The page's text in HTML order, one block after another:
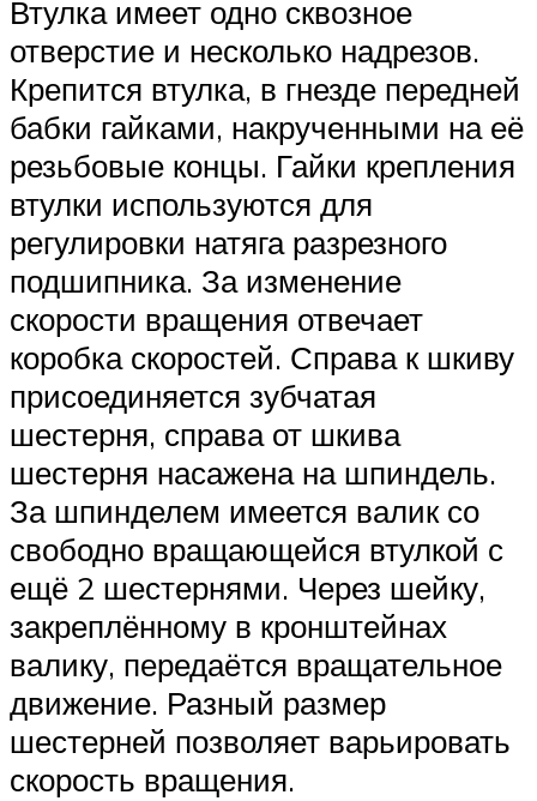
Втулка имеет одно сквозное
отверстие и несколько надрезов.
Крепится втулка, в гнезде передней
бабки гайками, накрученными на её
резьбовые концы. Гайки крепления
втулки используются для
регулировки натяга разрезного
подшипника. За изменение
скорости вращения отвечает
коробка скоростей. Справа к шкиву
присоединяется зубчатая
шестерня, справа от шкива
шестерня насажена на шпиндель.
За шпинделем имеется валик со
свободно вращающейся втулкой с
ещё 2 шестернями. Через шейку,
закреплённому в кронштейнах
валику, передаётся вращательное
движение. Разный размер
шестерней позволяет варьировать
скорость вращения.